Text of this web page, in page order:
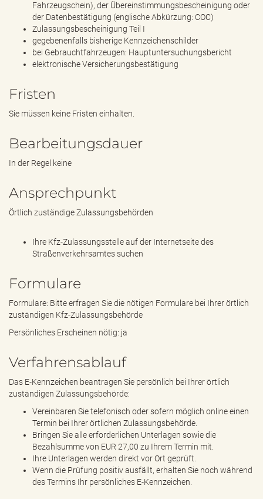
Fahrzeugschein), der Übereinstimmungsbescheinigung oder
der Datenbestätigung (englische Abkürzung: COC)
Zulassungsbescheinigung Teil I
gegebenenfalls bisherige Kennzeichenschilder
bei Gebrauchtfahrzeugen: Hauptuntersuchungsbericht
elektronische Versicherungsbestätigung
Fristen
Sie müssen keine Fristen einhalten.
Bearbeitungsdauer
In der Regel keine
Ansprechpunkt
Örtlich zuständige Zulassungsbehörden
Ihre Kfz-Zulassungsstelle auf der Internetseite des
Straßenverkehrsamtes suchen
Formulare
Formulare: Bitte erfragen Sie die nötigen Formulare bei Ihrer örtlich
zuständigen Kfz-Zulassungsbehörde
Persönliches Erscheinen nötig: ja
Verfahrensablauf
Das E-Kennzeichen beantragen Sie persönlich bei Ihrer örtlich
zuständigen Zulassungsbehörde:
Vereinbaren Sie telefonisch oder sofern möglich online einen
Termin bei Ihrer örtlichen Zulassungsbehörde.
Bringen Sie alle erforderlichen Unterlagen sowie die
Bezahlsumme von EUR 27,00 zu Ihrem Termin mit.
Ihre Unterlagen werden direkt vor Ort geprüft.
Wenn die Prüfung positiv ausfällt, erhalten Sie noch während
des Termins Ihr persönliches E-Kennzeichen.